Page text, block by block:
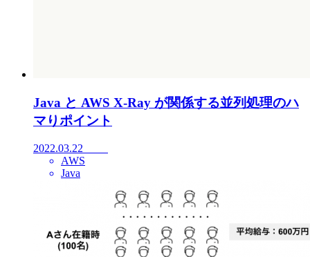
Java と AWS X-Ray が関係する並列処理のハ
マりポイント
2022.03.22
AWS
Java